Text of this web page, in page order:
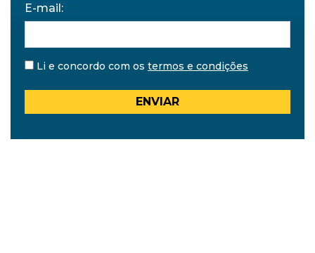
E-mail:
Li e concordo com os termos e condições
ENVIAR